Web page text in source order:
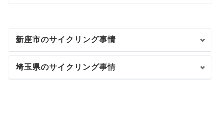
新座市のサイクリング事情
埼玉県のサイクリング事情